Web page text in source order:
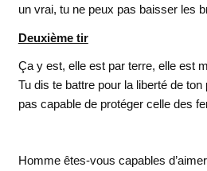
un vrai, tu ne peux pas baisser les
Deuxième tir
Ça y est, elle est par terre, elle est
Tu dis te battre pour la liberté de
pas capable de protéger celle des
Homme êtes-vous capables